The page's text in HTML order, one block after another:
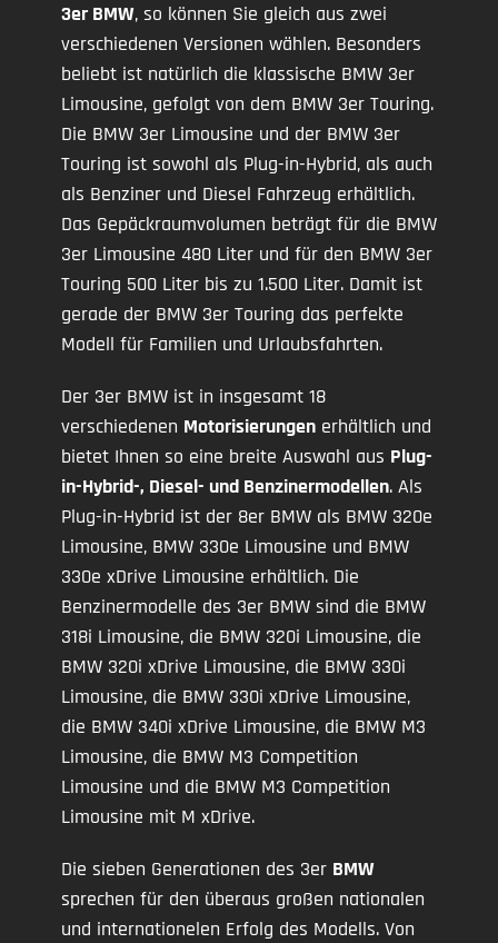
3er BMW, so können Sie gleich aus zwei
verschiedenen Versionen wählen. Besonders
beliebt ist natürlich die klassische BMW 3er
Limousine, gefolgt von dem BMW 3er Touring.
Die BMW 3er Limousine und der BMW 3er
Touring ist sowohl als Plug-in-Hybrid, als auch
als Benziner und Diesel Fahrzeug erhältlich.
Das Gepäckraumvolumen beträgt für die BMW
3er Limousine 480 Liter und für den BMW 3er
Touring 500 Liter bis zu 1.500 Liter. Damit ist
gerade der BMW 3er Touring das perfekte
Modell für Familien und Urlaubsfahrten.
Der 3er BMW ist in insgesamt 18
verschiedenen Motorisierungen erhältlich und
bietet Ihnen so eine breite Auswahl aus Plug-
in-Hybrid-, Diesel- und Benzinermodellen. Als
Plug-in-Hybrid ist der 8er BMW als BMW 320e
Limousine, BMW 330e Limousine und BMW
330e xDrive Limousine erhältlich. Die
Benzinermodelle des 3er BMW sind die BMW
318i Limousine, die BMW 320i Limousine, die
BMW 320i xDrive Limousine, die BMW 330i
Limousine, die BMW 330i xDrive Limousine,
die BMW 340i xDrive Limousine, die BMW M3
Limousine, die BMW M3 Competition
Limousine und die BMW M3 Competition
Limousine mit M xDrive.
Die sieben Generationen des 3er BMW
sprechen für den überaus großen nationalen
und internationelen Erfolg des Modells. Von